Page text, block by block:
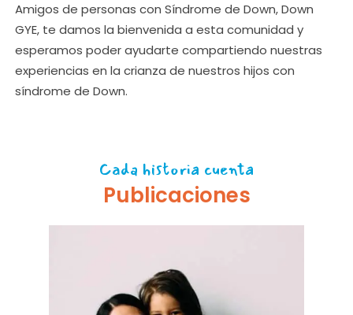
Amigos de personas con Síndrome de Down, Down
GYE, te damos la bienvenida a esta comunidad y
esperamos poder ayudarte compartiendo nuestras
experiencias en la crianza de nuestros hijos con
síndrome de Down.
Cada historia cuenta
Publicaciones